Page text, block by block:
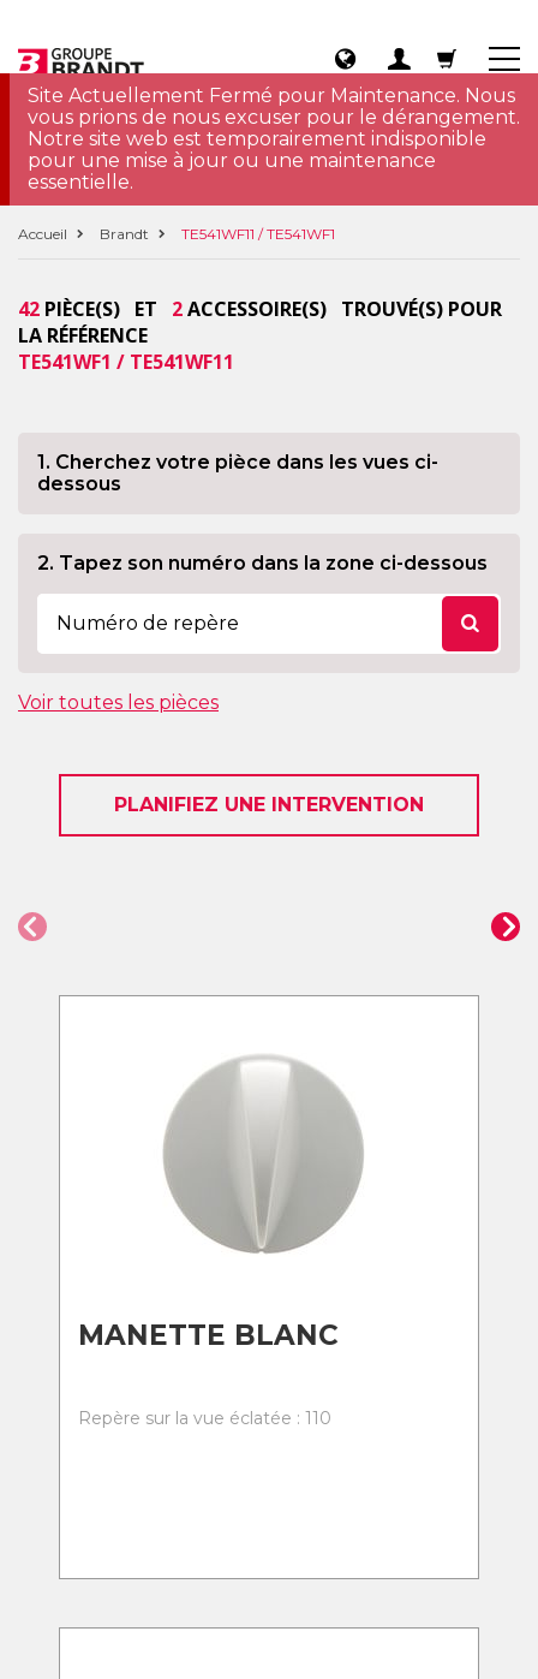
Site Actuellement Fermé pour Maintenance. Nous
vous prions de nous excuser pour le dérangement.
Notre site web est temporairement indisponible
pour une mise à jour ou une maintenance
essentielle.
Accueil Brandt TE541WF11 / TE541WF1
42 PIÈCE(S) ET 2ACCESSOIRE(S) TROUVÉ(S) POUR
LA RÉFÉRENCE
TE541WF1 / TE541WF11
1. Cherchez votre pièce dans les vues ci-
dessous
2. Tapez son numéro dans la zone ci-dessous
Voir toutes les pièces
PLANIFIEZ UNE INTERVENTION
MANETTE BLANC
Repère sur la vue éclatée : 110